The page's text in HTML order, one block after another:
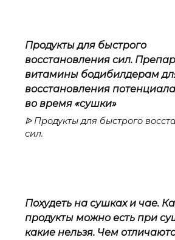
Продукты для быстрого
восстановления сил.
витамины бодибилдерам
восстановления
во время «сушки»
ᐉ Продукты для быстрого
сил.
Похудеть на сушках и чае.
продукты можно есть при
какие нельзя. Чем